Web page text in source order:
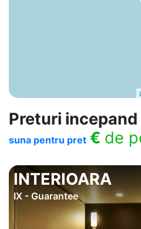
Preturi incepand
suna pentru pret € de
INTERIOARA
IX - Guarantee